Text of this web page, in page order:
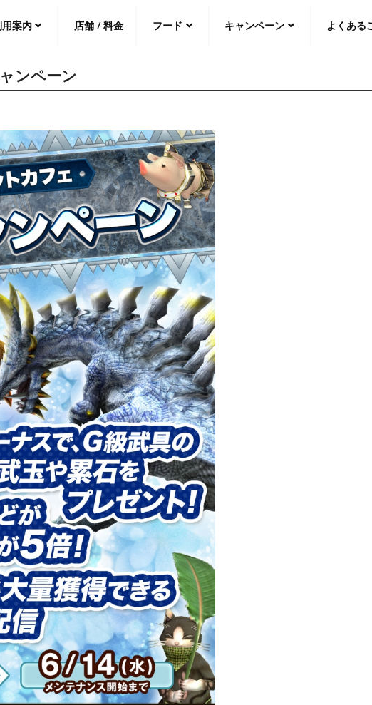
案内 店舗 / 料金 フード キャンペーン よくある
ンペーン
中文（繁